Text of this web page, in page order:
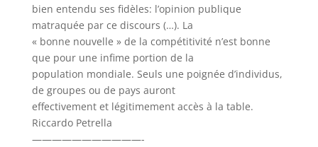
bien entendu ses fidèles: l’opinion publique
matraquée par ce discours (…). La
« bonne nouvelle » de la compétitivité n’est bonne
que pour une infime portion de la
population mondiale. Seuls une poignée d’individus,
de groupes ou de pays auront
effectivement et légitimement accès à la table.
Riccardo Petrella
———————————-